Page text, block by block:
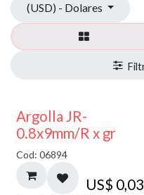
(USD) - Dolares
Argolla JR-
0.8x9mm/R x gr
Cod: 06894
US$ 0,03